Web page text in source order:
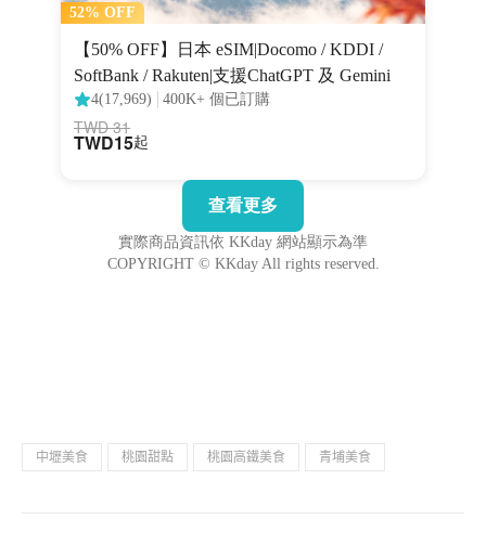
中壢美食 桃園甜點 桃園高鐵美食 青埔美食